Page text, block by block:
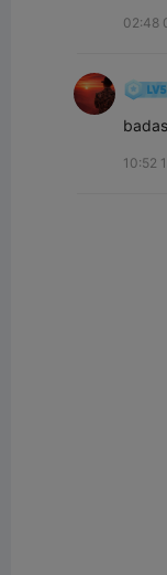
02:48
10:52